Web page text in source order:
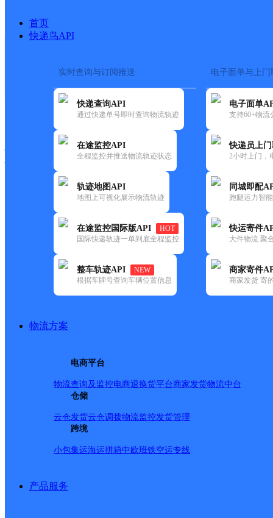
首页
快递鸟API
实时查询与订阅推送
快递查询API
通过快递单号即时查询物流轨迹
在途监控API
全程监控并推送物流轨迹状态
轨迹地图API
地图上可视化展示物流轨迹
在途监控国际版API
HOT
国际快递轨迹一单到底全程监控
整车轨迹API
NEW
根据车牌号查询车辆位置信息
电子面单与上门
电子面单
支持60+物流
快递员上
2小时上门，
同城即配
跑腿运力智
快运寄件
大件物流 聚
商家寄件
商家发货 寄
物流方案
电商平台
物流查询及监控电商退换货平台商家发货物流中台
仓储
云仓发货云仓调拨物流监控发货管理
跨境
小包集运海运拼箱中欧班铁空运专线
产品服务
快运大全 快递时效
顺丰
安顺市西秀区福星购物店
更新时间：2021-11-26 00:00:00
所属快递：顺丰速运
所属区域：贵州省-安顺市-西秀区
网点地址：新天地桐源市场14、15号
网点负责人：